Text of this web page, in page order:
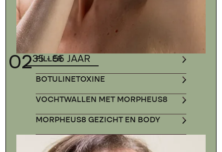
0235 - 55 JAAR
FILLER
BOTULINETOXINE
VOCHTWALLEN MET MORPHEUS8
MORPHEUS8 GEZICHT EN BODY